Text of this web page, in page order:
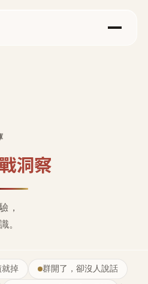
洞察
，
。
就掉 群開了，卻沒人說話